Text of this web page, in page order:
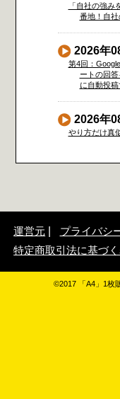
「自社の強み
番地！自
2026年
第4回：
ートの回
に自動投
2026年
やり方だけ真
運営元
プライバシ
特定商取引法に基づ
©2017 「A4」1枚